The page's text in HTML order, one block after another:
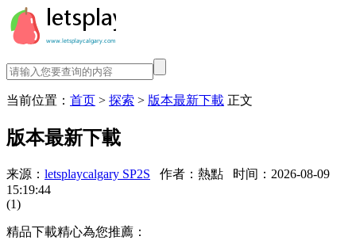
当前位置： 首页 > 探索 > 版本最新下載 正文
版本最新下載
来源： letsplaycalgary SP2S 作者：熱點
时间：2026-08-09
15:19:44
(1)
精品下載精心為您推薦：